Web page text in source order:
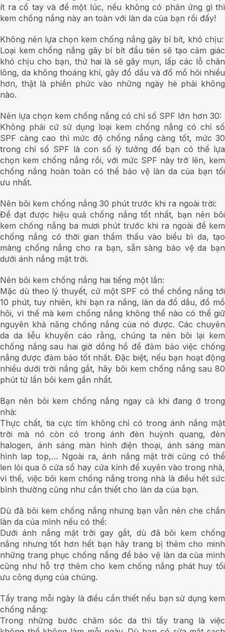
ít ra cổ tay và để một lúc, nếu không có phản ứng gì thì
kem chống nắng này an toàn với làn da của bạn rồi đấy!
Không nên lựa chọn kem chống nắng gây bí bít, khó chịu:
Loại kem chống nắng gây bí bít đầu tiên sẽ tạo cảm giác
khó chịu cho bạn, thứ hai là sẽ gây mụn, lấp các lỗ chân
lông, da không thoáng khí, gây đổ dầu và đổ mồ hôi nhiều
hơn, thật là phiền phức vào những ngày hè phải không
nào.
Nên lựa chọn kem chống nắng có chỉ số SPF lớn hơn 30:
Không phải cứ sử dụng loại kem chống nắng có chỉ số
SPF càng cao thì mức độ chống nắng càng tốt, mức 30
trong chỉ số SPF là con số lý tưởng để bạn có thể lựa
chọn kem chống nắng rồi, với mức SPF này trở lên, kem
chống nắng hoàn toàn có thể bảo vệ làn da của bạn tối
ưu nhất.
Nên bôi kem chống nắng 30 phút trước khi ra ngoài trời:
Để đạt được hiệu quả chống nắng tốt nhất, bạn nên bôi
kem chống nắng ba mươi phút trước khi ra ngoài để kem
chống nắng có thời gian thẩm thấu vào biểu bì da, tạo
màng chống nắng cho ra bạn, sẵn sàng bảo vệ da bạn
dưới ánh nắng mặt trời.
Nên bôi kem chống nắng hai tiếng một lần:
Mặc dù theo lý thuyết, cứ một SPF có thể chống nắng tới
10 phút, tuy nhiên, khi bạn ra nắng, làn da đổ dầu, đổ mồ
hôi, vì thế mà kem chống nắng không thể nào có thể giữ
nguyên khả năng chống nắng của nó được. Các chuyên
da da liễu khuyến cáo rằng, chúng ta nên bôi lại kem
chống nắng sau hai giờ dồng hồ để đảm bảo việc chống
nắng được đảm bảo tốt nhất. Đặc biệt, nếu bạn hoạt động
nhiều dưới trời nắng gắt, hãy bôi kem chống nắng sau 80
phút từ lần bôi kem gần nhất.
Bạn nên bôi kem chống nắng ngay cả khi đang ở trong
nhà:
Thực chất, tia cực tím không chỉ có trong ánh nắng mặt
trời mà nó còn có trong ánh đèn huỳnh quang, đèn
halogen, ánh sáng màn hình điện thoại, ánh sáng màn
hình lap top,… Ngoài ra, ánh nắng mặt trời cũng có thể
len lỏi qua ô cửa sổ hay cửa kính để xuyên vào trong nhà,
vì thế, việc bôi kem chống nắng trong nhà là điều hết sức
bình thường cũng như cần thiết cho làn da của bạn.
Dù đã bôi kem chống nắng nhưng bạn vẫn nên che chắn
làn da của mình nếu có thể:
Dưới ánh nắng mặt trời gay gắt, dù đã bôi kem chống
nắng nhưng tốt hơn hết bạn hãy trang bị thêm cho minh
những trang phục chống nắng để bảo vệ làn da của mình
cũng như hỗ trợ thêm cho kem chống nắng phát huy tối
ưu công dụng của chúng.
Tẩy trang mỗi ngày là điều cần thiết nếu bạn sử dụng kem
chống nắng:
Trong những bước chăm sóc da thì tẩy trang là việc